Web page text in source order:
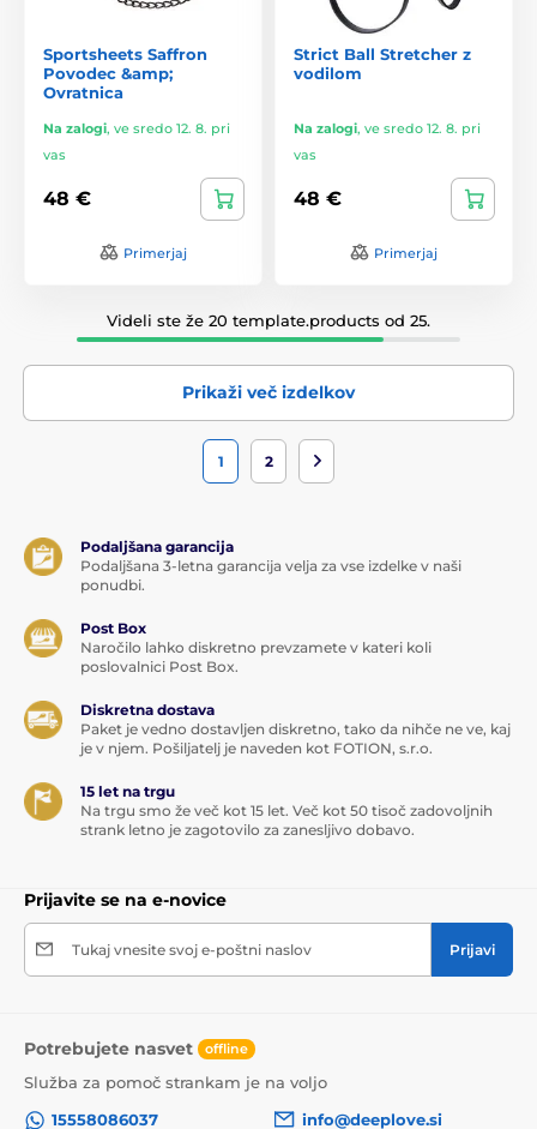
Sportsheets Saffron
Povodec &amp;
Ovratnica
Na zalogi, ve sredo 12. 8. pri
vas
48 €
Primerjaj
Strict Ball Stretcher z
vodilom
Na zalogi, ve sredo 12. 8. pri
vas
48 €
Primerjaj
Videli ste že 20 template.products od 25.
Prikaži več izdelkov
1 2
Podaljšana garancija
Podaljšana 3-letna garancija velja za vse izdelke v naši
ponudbi.
Post Box
Naročilo lahko diskretno prevzamete v kateri koli
poslovalnici Post Box.
Diskretna dostava
Paket je vedno dostavljen diskretno, tako da nihče ne ve, kaj
je v njem. Pošiljatelj je naveden kot FOTION, s.r.o.
15 let na trgu
Na trgu smo že več kot 15 let. Več kot 50 tisoč zadovoljnih
strank letno je zagotovilo za zanesljivo dobavo.
Prijavite se na e-novice
Tukaj vnesite svoj e-poštni naslov Prijavi
Potrebujete nasvet offline
Služba za pomoč strankam je na voljo
15558086037
info@deeplove.si